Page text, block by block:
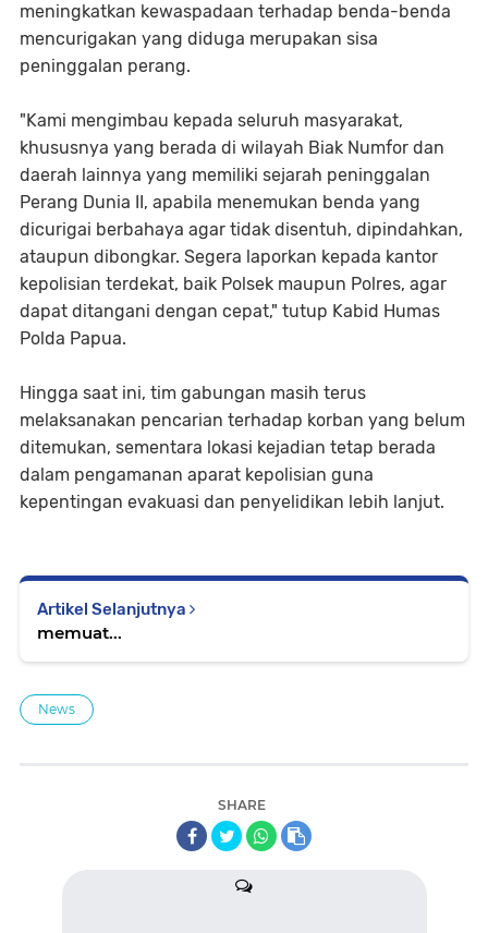
meningkatkan kewaspadaan terhadap benda-benda
mencurigakan yang diduga merupakan sisa
peninggalan perang.
"Kami mengimbau kepada seluruh masyarakat,
khususnya yang berada di wilayah Biak Numfor dan
daerah lainnya yang memiliki sejarah peninggalan
Perang Dunia II, apabila menemukan benda yang
dicurigai berbahaya agar tidak disentuh, dipindahkan,
ataupun dibongkar. Segera laporkan kepada kantor
kepolisian terdekat, baik Polsek maupun Polres, agar
dapat ditangani dengan cepat," tutup Kabid Humas
Polda Papua.
Hingga saat ini, tim gabungan masih terus
melaksanakan pencarian terhadap korban yang belum
ditemukan, sementara lokasi kejadian tetap berada
dalam pengamanan aparat kepolisian guna
kepentingan evakuasi dan penyelidikan lebih lanjut.
Artikel Selanjutnya
memuat...
News
SHARE